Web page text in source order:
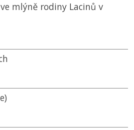
mlýně rodiny Lacinů v